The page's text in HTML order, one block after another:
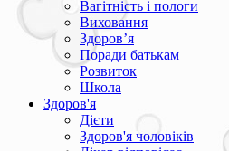
Вагітність і пологи
Виховання
Здоров’я
Поради батькам
Розвиток
Школа
Здоров'я
Дієти
Здоров'я чоловіків